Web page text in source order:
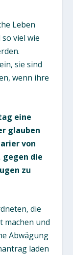
Leben
viel wie
sie sind
wenn ihre
eine
glauben
von
gegen die
zu
die
machen und
Abwägung
laden